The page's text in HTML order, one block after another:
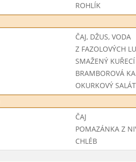
ROHLÍK
ČAJ, DŽUS, VODA
Z FAZOLOVÝCH
SMAŽENÝ
BRAMBOROVÁ
OKURKOVÝ SALÁT
ČAJ
POMAZÁNKA Z
CHLÉB